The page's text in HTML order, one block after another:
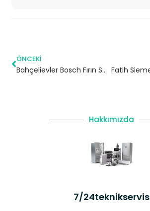
ÖNCEKI
Bahçelievler Bosch Fırın Servisi
Hakkımızda
7/24teknikservis